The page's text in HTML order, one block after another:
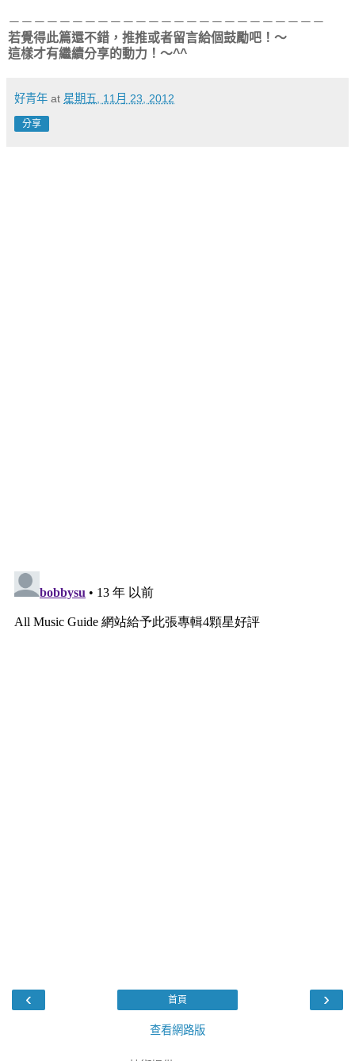
－－－－－－－－－－－－－－－－－－－－－－－－－
若覺得此篇還不錯，推推或者留言給個鼓勵吧！～
這樣才有繼續分享的動力！～^^
好青年 at 星期五, 11月 23, 2012
分享
‹ ›
首頁
查看網路版